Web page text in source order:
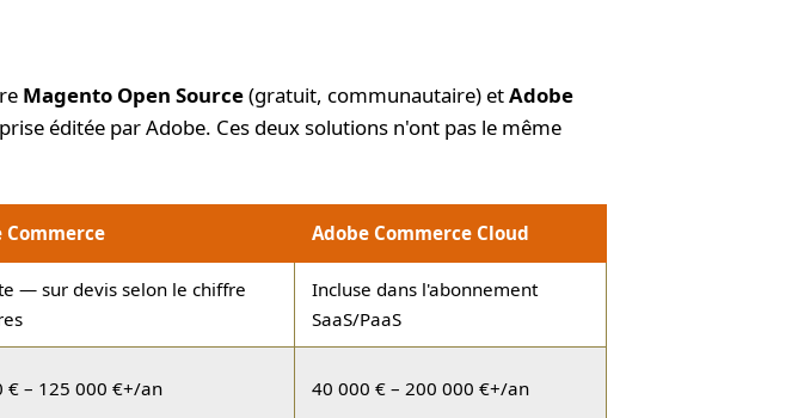
Magento Open Source(gratuit, communautaire) etAdobe
éditée par Adobe. Ces deux solutions n'ont pas le même
Commerce Adobe Commerce Cloud
— sur devis selon le chiffre
Incluse dans l'abonnement
SaaS/PaaS
€ – 125 000 €+/an 40 000 € – 200 000 €+/an